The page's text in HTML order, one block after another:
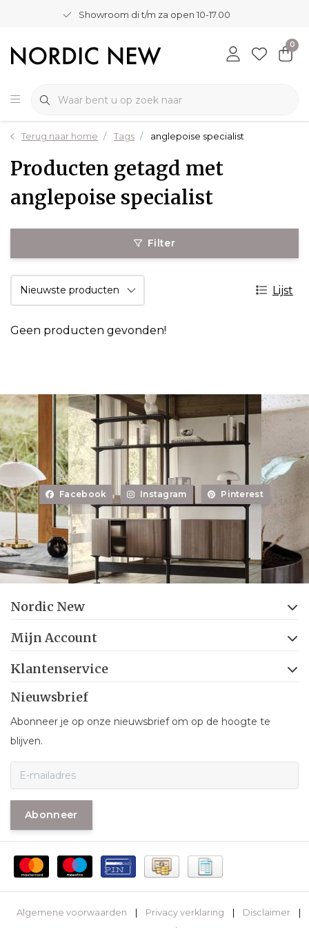
Showroom di t/m za open 10-17.00
0
Terug naar home Tags anglepoise specialist
Producten getagd met
anglepoise specialist
Filter
Lijst
Geen producten gevonden!
Facebook Instagram Pinterest
Nordic New
Mijn Account
Klantenservice
Nieuwsbrief
Abonneer je op onze nieuwsbrief om op de hoogte te
blijven.
Abonneer
Algemene voorwaarden Privacy verklaring Disclaimer